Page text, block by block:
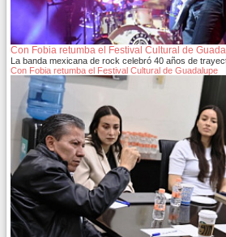
Con Fobia retumba el Festival Cultural de
La banda mexicana de rock celebró 40 años de
Con Fobia retumba el Festival Cultural de Guadalupe